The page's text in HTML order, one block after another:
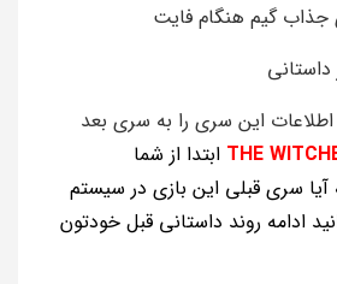
گیم هنگام فایت
اطلاعات این سری را به سری بعد
THE ابتدا از شما
سری قبلی این بازی در سیستم
ادامه روند داستانی قبل خودتون